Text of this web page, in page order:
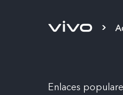
Enlaces